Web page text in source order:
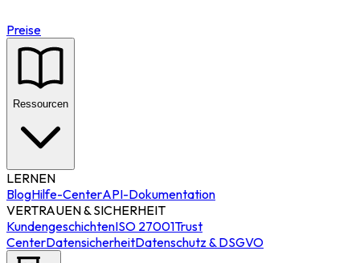
Preise
Ressourcen
LERNEN
BlogHilfe-CenterAPI-Dokumentation
VERTRAUEN & SICHERHEIT
KundengeschichtenISO 27001Trust
CenterDatensicherheitDatenschutz & DSGVO